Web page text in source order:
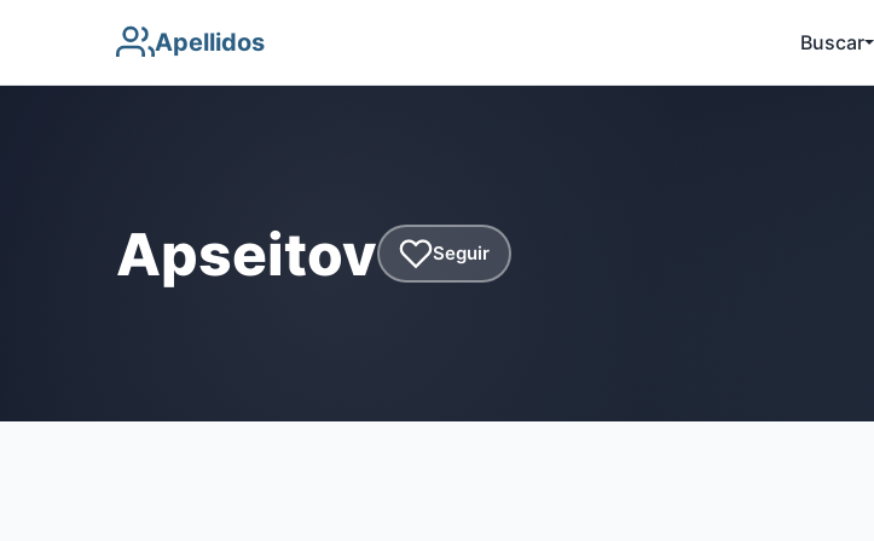
Apellidos Buscar
Apseitov Seguir